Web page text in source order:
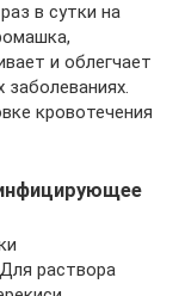
в сутки на
и облегчает
кровотечения
раствора